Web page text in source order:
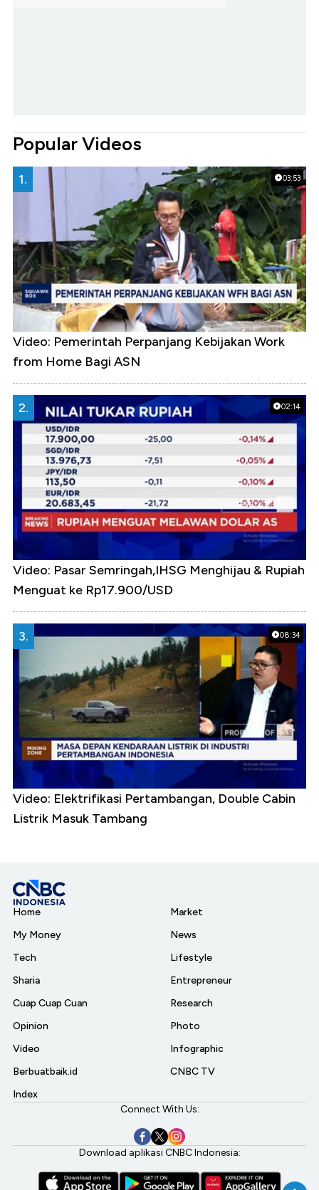
Popular Videos
03:53
1.
Video: Pemerintah Perpanjang Kebijakan Work
from Home Bagi ASN
02:14
2.
Video: Pasar Semringah,IHSG Menghijau & Rupiah
Menguat ke Rp17.900/USD
08:34
3.
Video: Elektrifikasi Pertambangan, Double Cabin
Listrik Masuk Tambang
Home
My Money
Tech
Sharia
Cuap Cuap Cuan
Opinion
Video
Berbuatbaik.id
Index
Market
News
Lifestyle
Entrepreneur
Research
Photo
Infographic
CNBC TV
Connect With Us:
Download aplikasi CNBC Indonesia: